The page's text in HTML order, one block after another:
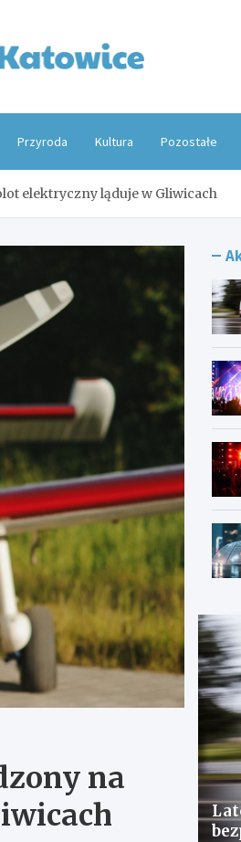
Przyroda Kultura Pozostałe
elektryczny ląduje w Gliwicach
na